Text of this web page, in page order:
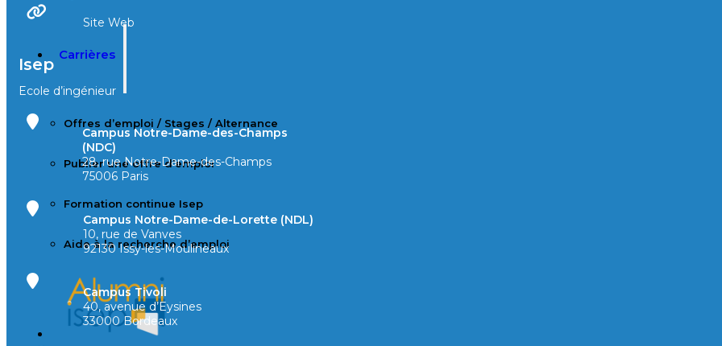
Carrières
Offres d’emploi / Stages / Alternance
Publier une offre d’emploi
Formation continue Isep
Aide à la recherche d’emploi
Site Web
Isep
Ecole d’ingénieur
Campus Notre-Dame-des-Champs
(NDC)
28, rue Notre-Dame-des-Champs
75006 Paris
Campus Notre-Dame-de-Lorette (NDL)
10, rue de Vanves
92130 Issy-les-Moulineaux
Campus Tivoli
40, avenue d’Eysines
33000 Bordeaux